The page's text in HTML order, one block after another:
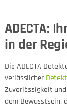
ADECTA:
in der
Die ADECTA
verlässlicher
Zuverlässigkeit
dem Bewusstsein,